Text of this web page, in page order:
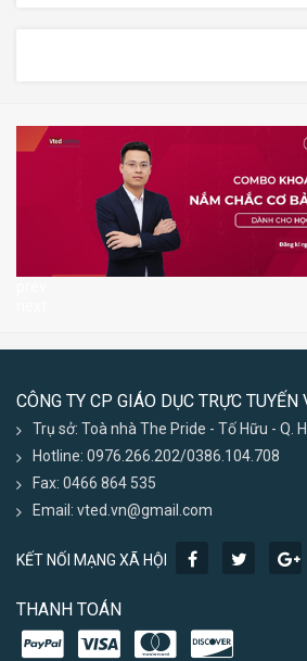
CÔNG TY CP GIÁO DỤC TRỰC TUYẾN
Trụ sở: Toà nhà The Pride - Tố Hữu - Q.
Hotline: 0976.266.202/0386.104.708
Fax: 0466 864 535
Email: vted.vn@gmail.com
KẾT NỐI MẠNG XÃ HỘI
THANH TOÁN